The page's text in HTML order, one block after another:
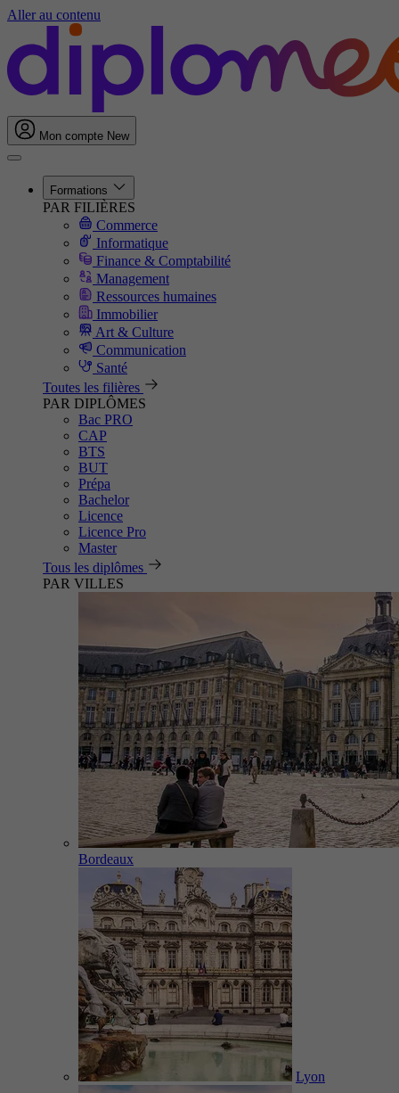
Aller au contenu
Mon compte New
Formations
PAR FILIÈRES
Commerce
Informatique
Finance & Comptabilité
Management
Ressources humaines
Immobilier
Art & Culture
Communication
Santé
Toutes les filières
PAR DIPLÔMES
Bac PRO
CAP
BTS
BUT
Prépa
Bachelor
Licence
Licence Pro
Master
Tous les diplômes
PAR VILLES
Bordeaux
Lyon